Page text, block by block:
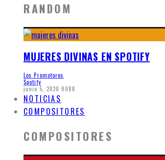
RANDOM
MUJERES DIVINAS EN SPOTIFY
Los Promotores
Spotify
junio 5, 2020 9088
NOTICIAS
COMPOSITORES
COMPOSITORES